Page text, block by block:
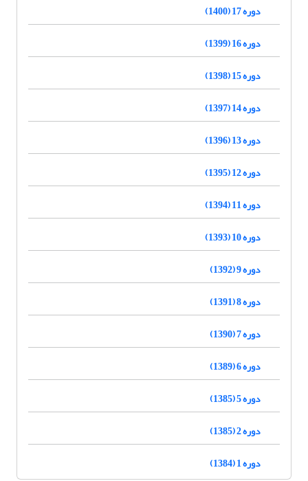
دوره 17 (1400)
دوره 16 (1399)
دوره 15 (1398)
دوره 14 (1397)
دوره 13 (1396)
دوره 12 (1395)
دوره 11 (1394)
دوره 10 (1393)
دوره 9 (1392)
دوره 8 (1391)
دوره 7 (1390)
دوره 6 (1389)
دوره 5 (1385)
دوره 2 (1385)
دوره 1 (1384)